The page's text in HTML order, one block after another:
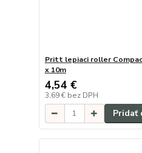
Pritt lepiaci roller
x 10m
4,54 €
3,69 € bez DPH
Pridať